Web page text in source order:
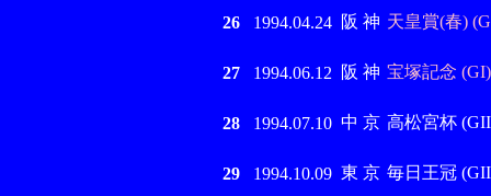
26 1994.04.24 阪 神 天皇賞(春)
27 1994.06.12 阪 神 宝塚記念 (GI)
28 1994.07.10 中 京 高松宮杯
29 1994.10.09 東 京 毎日王冠